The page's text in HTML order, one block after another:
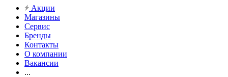
Акции
Магазины
Сервис
Бренды
Контакты
О компании
Вакансии
...